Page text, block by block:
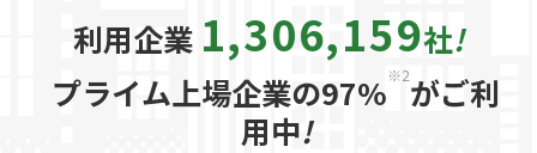
利用企業 1,306,159社!
プライム上場企業の97%※2がご利
用中!